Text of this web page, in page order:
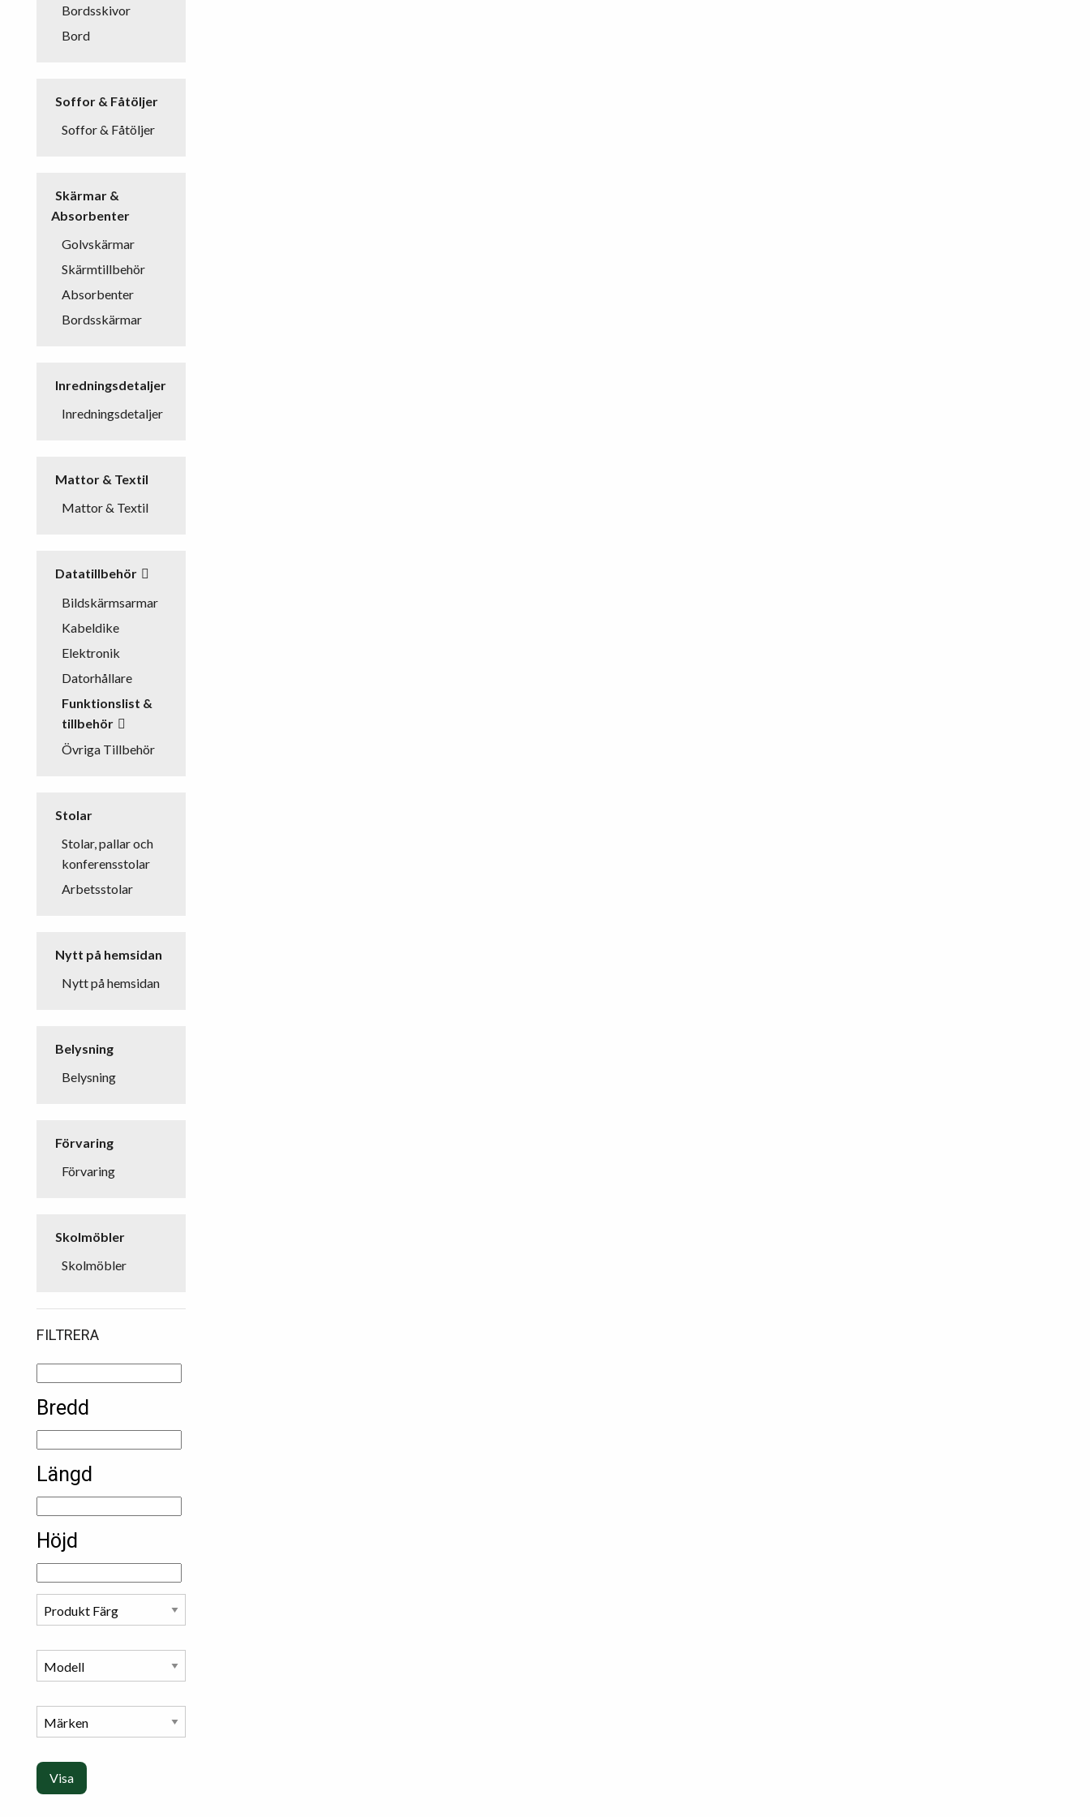
Bordsskivor
Bord
Soffor & Fåtöljer
Soffor & Fåtöljer
Skärmar &
Absorbenter
Golvskärmar
Skärmtillbehör
Absorbenter
Bordsskärmar
Inredningsdetaljer
Inredningsdetaljer
Mattor & Textil
Mattor & Textil
Datatillbehör
Bildskärmsarmar
Kabeldike
Elektronik
Datorhållare
Funktionslist &
tillbehör
Övriga Tillbehör
Stolar
Stolar, pallar och
konferensstolar
Arbetsstolar
Nytt på hemsidan
Nytt på hemsidan
Belysning
Belysning
Förvaring
Förvaring
Skolmöbler
Skolmöbler
FILTRERA
Bredd
Längd
Höjd
Visa